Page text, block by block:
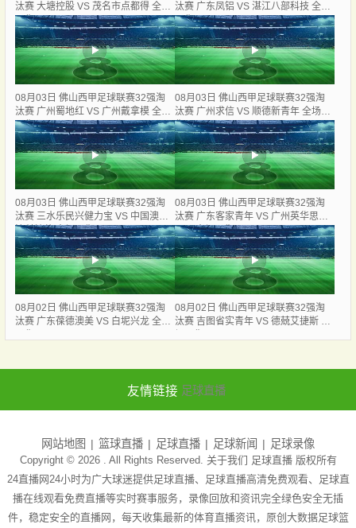
汰赛 大塘控股 VS 茂名市点都得 全场
录像
汰赛 广东凤铝 VS 湛江八部科技 全场
录像
08月03日 佛山西甲足球联赛32强淘
汰赛 广州蜀地红 VS 广州戴拿模 全场
录像
08月03日 佛山西甲足球联赛32强淘
汰赛 广州求信 VS 顺德新青年 全场录
像
08月03日 佛山西甲足球联赛32强淘
汰赛 三水乐民兴健力宝 VS 中国澳门
澳科精英 全场录像
08月03日 佛山西甲足球联赛32强淘
汰赛 广东客家青年 VS 广州英华思力
U17 全场录像
08月02日 佛山西甲足球联赛32强淘
汰赛 广东葆德澳美 VS 白坭兴龙 全场
08月02日 佛山西甲足球联赛32强淘
汰赛 吉图省实青年 VS 德兢艾捷斯 全
友情链接 足球直播
网站地图 篮球直播 足球直播 足球新闻 足球录像
Copyright © 2026 . All Rights Reserved. 关于我们 足球直播版权所有
24直播网24小时为广大球迷提供足球直播、足球直播高清免费观看、足球直
播在线观看免费直播等实时赛事服务，录像回放和资讯完全绿色安全无插
件，稳定安全的直播网，每天收集最新的体育直播资讯，原创大数据足球篮